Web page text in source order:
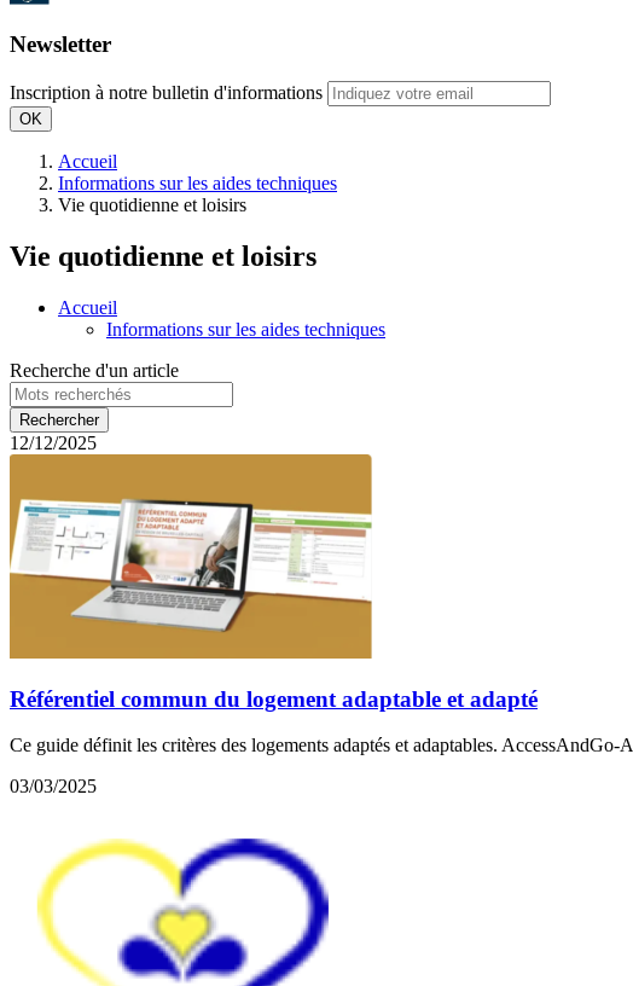
Newsletter
Inscription à notre bulletin d'informations
OK
Accueil
Informations sur les aides techniques
Vie quotidienne et loisirs
Vie quotidienne et loisirs
Accueil
Informations sur les aides techniques
Recherche d'un article
12/12/2025
Référentiel commun du logement adaptable et adapté
Ce guide définit les critères des logements adaptés et adaptables.
03/03/2025